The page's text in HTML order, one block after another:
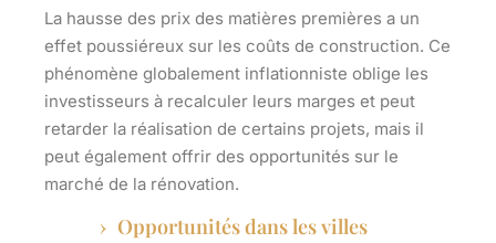
La hausse des prix des matières premières a un
effet poussiéreux sur les coûts de construction. Ce
phénomène globalement inflationniste oblige les
investisseurs à recalculer leurs marges et peut
retarder la réalisation de certains projets, mais il
peut également offrir des opportunités sur le
marché de la rénovation.
Opportunités dans les villes